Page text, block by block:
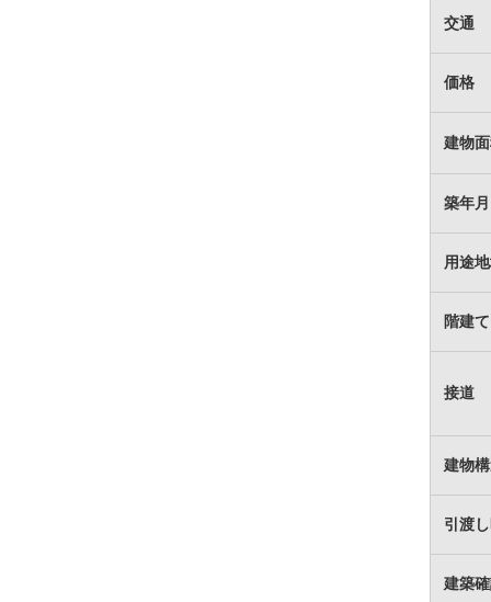
交通
価格
建物
築年月
用途
階建て
接道
建物
引渡
建築